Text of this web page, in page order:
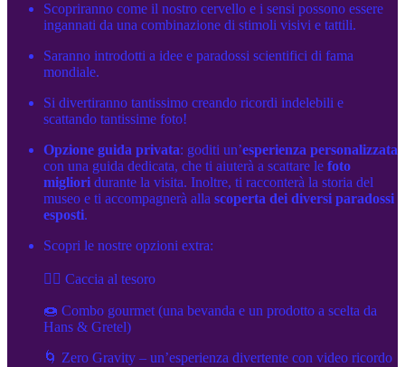
Scopriranno come il nostro cervello e i sensi possono essere
ingannati da una combinazione di stimoli visivi e tattili.
Saranno introdotti a idee e paradossi scientifici di fama
mondiale.
Si divertiranno tantissimo creando ricordi indelebili e
scattando tantissime foto!
Opzione guida privata: goditi un’esperienza personalizzata
con una guida dedicata, che ti aiuterà a scattare le foto
migliori durante la visita. Inoltre, ti racconterà la storia del
museo e ti accompagnerà alla scoperta dei diversi paradossi
esposti.
Scopri le nostre opzioni extra:
🕵️‍♂️ Caccia al tesoro
🍩 Combo gourmet (una bevanda e un prodotto a scelta da
Hans & Gretel)
🌀 Zero Gravity – un’esperienza divertente con video ricordo